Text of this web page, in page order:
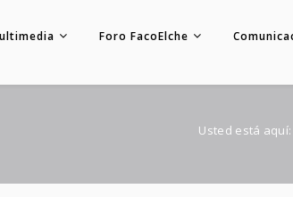
Foro FacoElche
Usted está aquí: